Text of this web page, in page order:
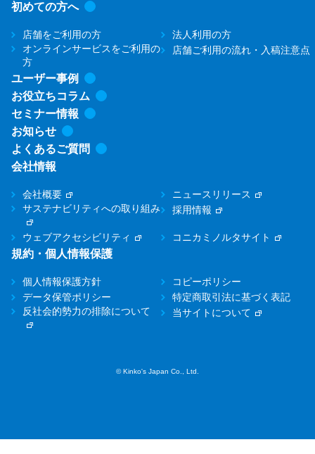
初めての方へ
店舗をご利用の方
法人利用の方
オンラインサービスをご利用の
方
店舗ご利用の流れ・入稿注意点
ユーザー事例
お役立ちコラム
セミナー情報
お知らせ
よくあるご質問
会社情報
会社概要
ニュースリリース
サステナビリティへの取り組み
採用情報
ウェブアクセシビリティ コニカミノルタサイト
規約・個人情報保護
個人情報保護方針
コピーポリシー
データ保管ポリシー
特定商取引法に基づく表記
反社会的勢力の排除について
当サイトについて
© Kinko's Japan Co., Ltd.